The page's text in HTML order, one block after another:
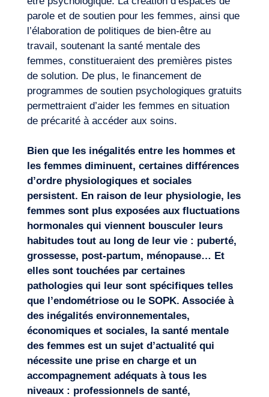
parole et de soutien pour les femmes, ainsi que
l’élaboration de politiques de bien-être au
travail, soutenant la santé mentale des
femmes, constitueraient des premières pistes
de solution. De plus, le financement de
programmes de soutien psychologiques gratuits
permettraient d’aider les femmes en situation
de précarité à accéder aux soins.
Bien que les inégalités entre les hommes et
les femmes diminuent, certaines différences
d’ordre physiologiques et sociales
persistent. En raison de leur physiologie, les
femmes sont plus exposées aux fluctuations
hormonales qui viennent bousculer leurs
habitudes tout au long de leur vie : puberté,
grossesse, post-partum, ménopause… Et
elles sont touchées par certaines
pathologies qui leur sont spécifiques telles
que l’endométriose ou le SOPK. Associée à
des inégalités environnementales,
économiques et sociales, la santé mentale
des femmes est un sujet d’actualité qui
nécessite une prise en charge et un
accompagnement adéquats à tous les
niveaux : professionnels de santé,